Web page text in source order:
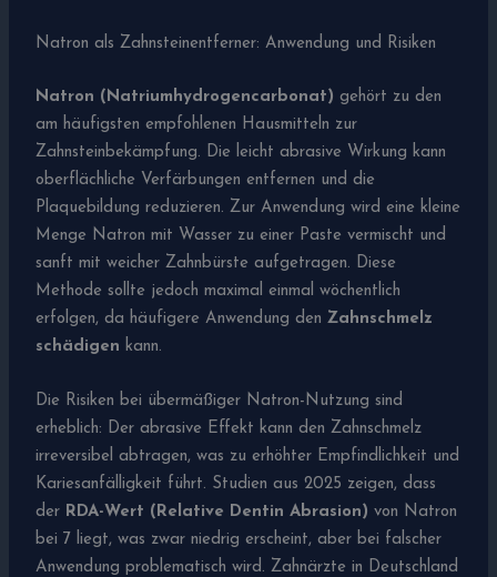
Natron als Zahnsteinentferner: Anwendung und Risiken
Natron (Natriumhydrogencarbonat) gehört zu den
am häufigsten empfohlenen Hausmitteln zur
Zahnsteinbekämpfung. Die leicht abrasive Wirkung kann
oberflächliche Verfärbungen entfernen und die
Plaquebildung reduzieren. Zur Anwendung wird eine kleine
Menge Natron mit Wasser zu einer Paste vermischt und
sanft mit weicher Zahnbürste aufgetragen. Diese
Methode sollte jedoch maximal einmal wöchentlich
erfolgen, da häufigere Anwendung denZahnschmelz
schädigen kann.
Die Risiken bei übermäßiger Natron-Nutzung sind
erheblich: Der abrasive Effekt kann den Zahnschmelz
irreversibel abtragen, was zu erhöhter Empfindlichkeit und
Kariesanfälligkeit führt. Studien aus 2025 zeigen, dass
der RDA-Wert (Relative Dentin Abrasion) von Natron
bei 7 liegt, was zwar niedrig erscheint, aber bei falscher
Anwendung problematisch wird. Zahnärzte in Deutschland